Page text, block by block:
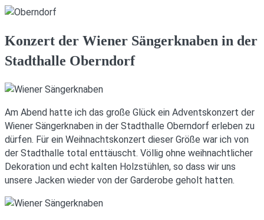
Konzert der Wiener Sängerknaben in der
Stadthalle Oberndorf
Am Abend hatte ich das große Glück ein Adventskonzert der
Wiener Sängerknaben in der Stadthalle Oberndorf erleben zu
dürfen. Für ein Weihnachtskonzert dieser Größe war ich von
der Stadthalle total enttäuscht. Völlig ohne weihnachtlicher
Dekoration und echt kalten Holzstühlen, so dass wir uns
unsere Jacken wieder von der Garderobe geholt hatten.